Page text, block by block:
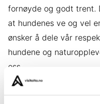
fornøyde og godt trent.
at hundenes ve og vel
ønsker å dele vår
hundene og
oss.